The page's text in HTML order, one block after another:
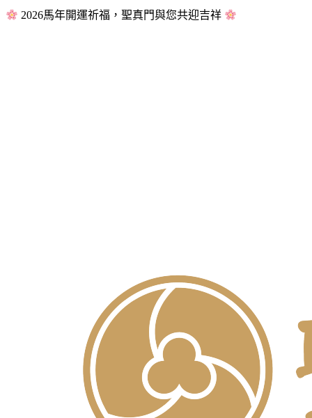
2026馬年開運祈福，聖真門與您共迎吉祥